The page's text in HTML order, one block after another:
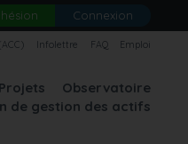
Connexion
Infolettre FAQ Emploi
Projets
Observatoire
de gestion des actifs